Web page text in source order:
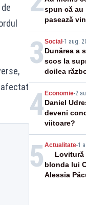
spun că au
pasează
3 Social -1 aug.
Dunărea a
scos la
doilea
4 Economie-2
Daniel
deveni
viitoare?
5 Actualitate-1
Lovitură
blonda lui
Alessia